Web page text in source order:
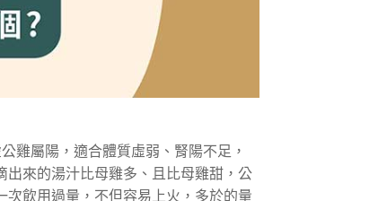
雞屬陽，適合體質虛弱、腎陽不足，
來的湯汁比母雞多、且比母雞甜，公
飲用過量，不但容易上火，多於的量